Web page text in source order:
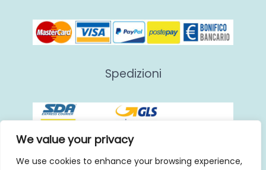
We value your privacy
We use cookies to enhance your browsing experience,
Spedizioni